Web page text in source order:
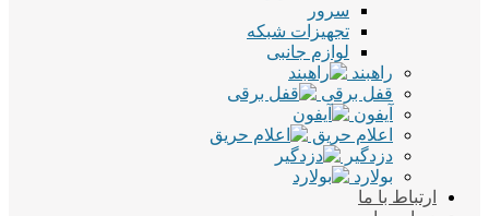
سرور
تجهیزات شبکه
لوازم جانبی
راهبند
قفل برقی
آیفون
اعلام حریق
دزدگیر
بولارد
ارتباط با ما